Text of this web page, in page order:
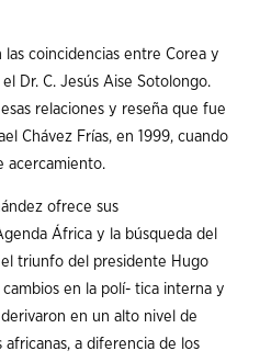
las coincidencias entre Corea y
Dr. C. Jesús Aise Sotolongo.
relaciones y reseña que fue
Chávez Frías, en 1999, cuando
acercamiento.
ofrece sus
África y la búsqueda del
triunfo del presidente Hugo
en la polí- tica interna y
en un alto nivel de
a diferencia de los